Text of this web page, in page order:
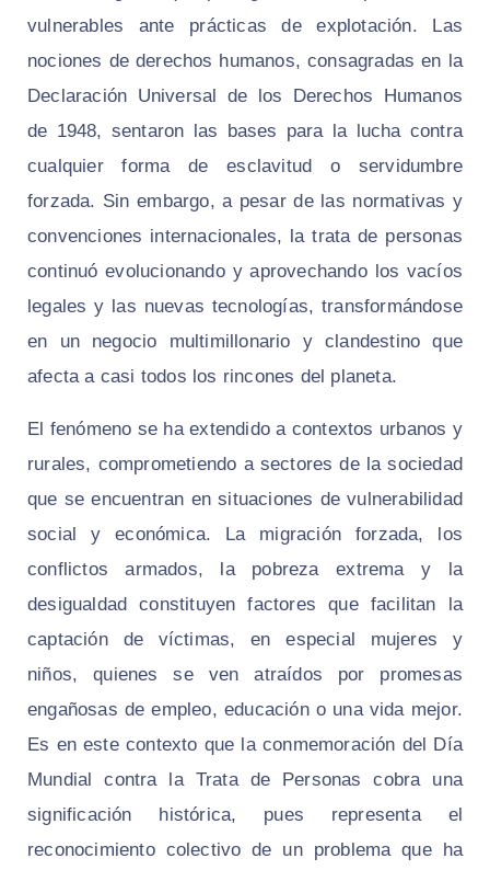
vulnerables ante prácticas de explotación. Las
nociones de derechos humanos, consagradas en la
Declaración Universal de los Derechos Humanos
de 1948, sentaron las bases para la lucha contra
cualquier forma de esclavitud o servidumbre
forzada. Sin embargo, a pesar de las normativas y
convenciones internacionales, la trata de personas
continuó evolucionando y aprovechando los vacíos
legales y las nuevas tecnologías, transformándose
en un negocio multimillonario y clandestino que
afecta a casi todos los rincones del planeta.
El fenómeno se ha extendido a contextos urbanos y
rurales, comprometiendo a sectores de la sociedad
que se encuentran en situaciones de vulnerabilidad
social y económica. La migración forzada, los
conflictos armados, la pobreza extrema y la
desigualdad constituyen factores que facilitan la
captación de víctimas, en especial mujeres y
niños, quienes se ven atraídos por promesas
engañosas de empleo, educación o una vida mejor.
Es en este contexto que la conmemoración del Día
Mundial contra la Trata de Personas cobra una
significación histórica, pues representa el
reconocimiento colectivo de un problema que ha